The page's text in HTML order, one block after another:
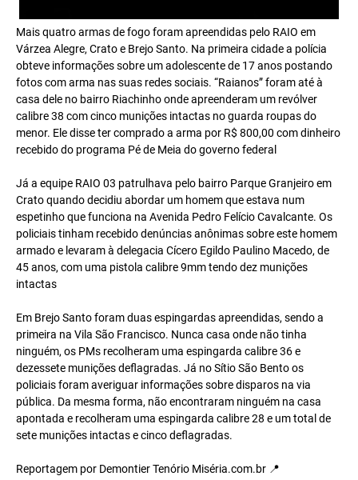
Mais quatro armas de fogo foram apreendidas pelo RAIO em
Várzea Alegre, Crato e Brejo Santo. Na primeira cidade a polícia
obteve informações sobre um adolescente de 17 anos postando
fotos com arma nas suas redes sociais. “Raianos” foram até à
casa dele no bairro Riachinho onde apreenderam um revólver
calibre 38 com cinco munições intactas no guarda roupas do
menor. Ele disse ter comprado a arma por R$ 800,00 com dinheiro
recebido do programa Pé de Meia do governo federal
Já a equipe RAIO 03 patrulhava pelo bairro Parque Granjeiro em
Crato quando decidiu abordar um homem que estava num
espetinho que funciona na Avenida Pedro Felício Cavalcante. Os
policiais tinham recebido denúncias anônimas sobre este homem
armado e levaram à delegacia Cícero Egildo Paulino Macedo, de
45 anos, com uma pistola calibre 9mm tendo dez munições
intactas
Em Brejo Santo foram duas espingardas apreendidas, sendo a
primeira na Vila São Francisco. Nunca casa onde não tinha
ninguém, os PMs recolheram uma espingarda calibre 36 e
dezessete munições deflagradas. Já no Sítio São Bento os
policiais foram averiguar informações sobre disparos na via
pública. Da mesma forma, não encontraram ninguém na casa
apontada e recolheram uma espingarda calibre 28 e um total de
sete munições intactas e cinco deflagradas.
Reportagem por Demontier Tenório Miséria.com.br 📍